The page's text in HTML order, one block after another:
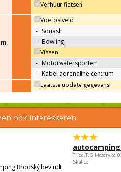
Verhuur fietsen
Voetbalveld
- Squash
- Bowling
Vissen
- Motorwatersporten
- Kabel-adrenaline centrum
Laatste update gegevens
ook interesseren
Brodský bevindt
autocamping
Třída.T.G.Masaryka
Skalice